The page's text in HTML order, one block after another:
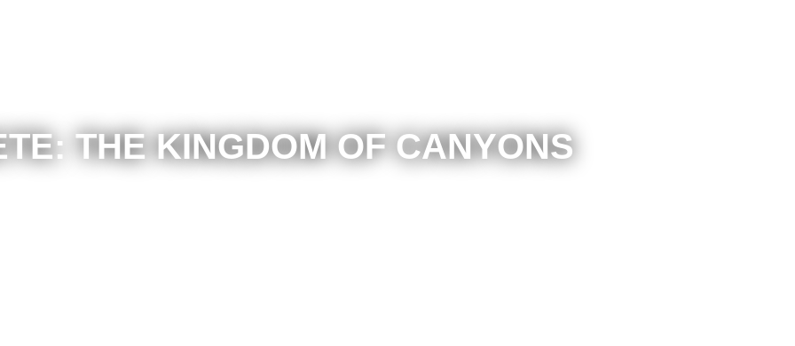
THE KINGDOM OF CANYONS